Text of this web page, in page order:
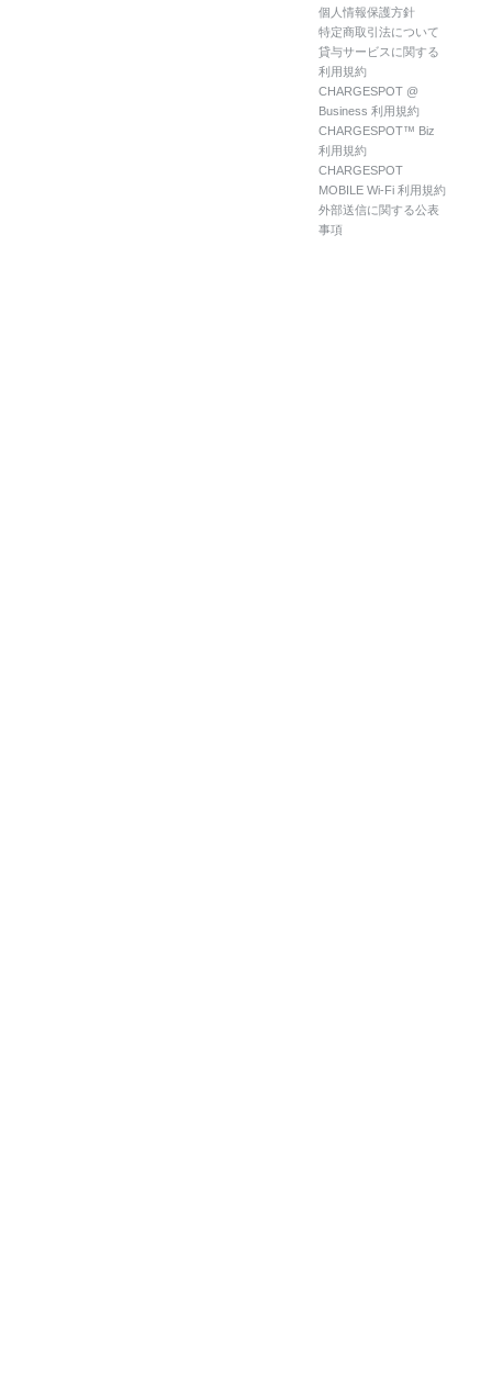
個人情報保護方針
特定商取引法について
貸与サービスに関する
利用規約
CHARGESPOT @
Business 利用規約
CHARGESPOT™ Biz
利用規約
CHARGESPOT
MOBILE Wi-Fi 利用規約
外部送信に関する公表
事項